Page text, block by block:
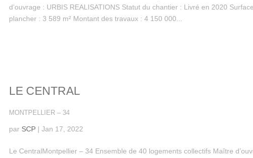
d’ouvrage : URBIS REALISATIONS Statut du chantier : Livré en 2020
plancher : 3 589 m² Montant des travaux : 4 150 000...
LE CENTRAL
MONTPELLIER – 34
par SCP |Jan 17, 2022
Le CentralMontpellier – 34 Ensemble de 40 logements collectifs Maître